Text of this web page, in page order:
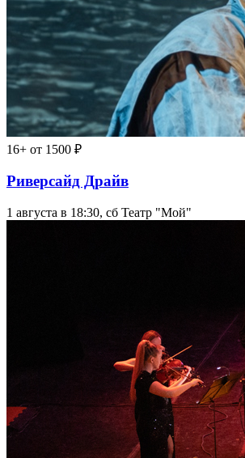
16+ от 1500 ₽
Риверсайд Драйв
1 августа в 18:30, сб Театр "Мой"